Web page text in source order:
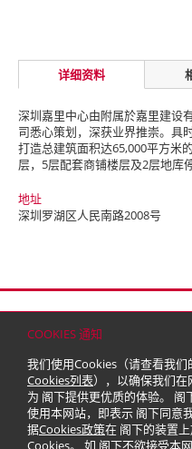
COOKIES 通知
我们使用Cookies（请查看我们
Cookies列表），以确保我们在
为 阁下提供更优质的体验。 阁
使用本网站，即表示 阁下同意
据Cookies政策在 阁下的装置
Cookies。 如 阁下不欲接受本
详细资料
深圳嘉里中心由附属於嘉里建设
司悉心策划，深获业界推崇。具
打造总建筑面积达65,000平方米
层，5层配套商铺楼层及2层地库
地址
深圳罗湖区人民南路2008号
© 2026 嘉里建设有限公司 (于百慕达注